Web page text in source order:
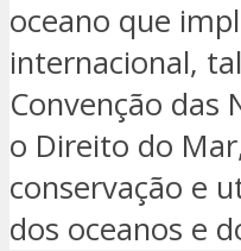
oceano que
internacional,
Convenção das
o Direito do
conservação e
dos oceanos e